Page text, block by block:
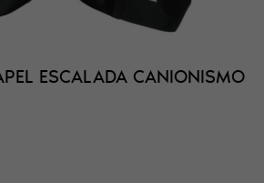
ESCALADA CANIONISMO